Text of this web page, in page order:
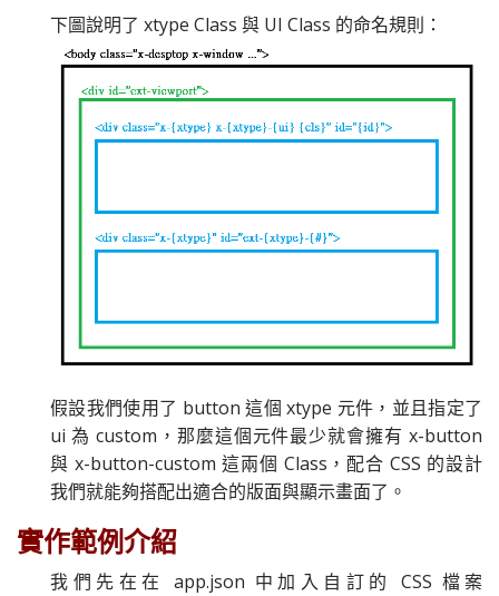
下圖說明了 xtype Class 與 UI Class 的命名規則：
假設我們使用了 button 這個 xtype 元件，並且指定了
ui 為 custom，那麼這個元件最少就會擁有 x-button
與 x-button-custom 這兩個 Class，配合 CSS 的設計
我們就能夠搭配出適合的版面與顯示畫面了。
實作範例介紹
我們先在在 app.json 中加入自訂的 CSS 檔案